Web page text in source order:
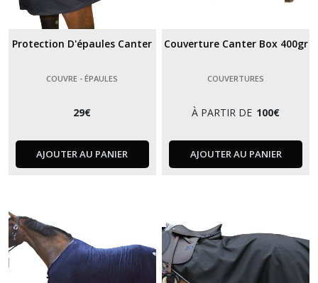
Protection D'épaules Canter
COUVRE - ÉPAULES
29€
AJOUTER AU PANIER
Couverture Canter Box 400gr
COUVERTURES
À PARTIR DE 100€
AJOUTER AU PANIER